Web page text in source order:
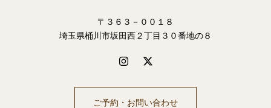
〒３６３－００１８
埼玉県桶川市坂田西２丁目３０番地の８
ご予約・お問い合わせ